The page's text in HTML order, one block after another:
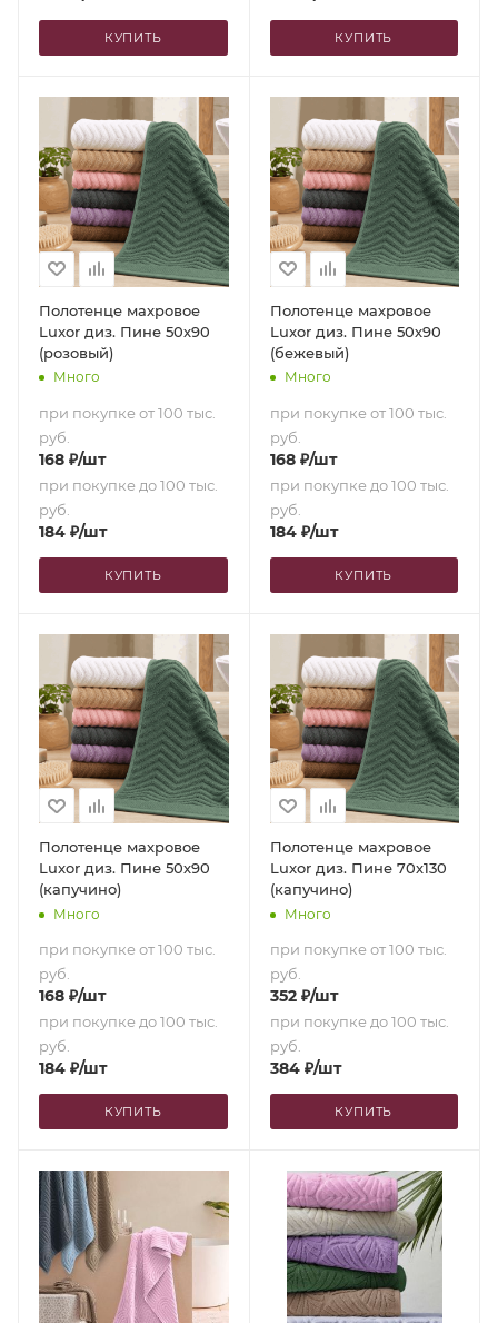
КУПИТЬ КУПИТЬ
Полотенце махровое
Luxor диз. Пине 50х90
(розовый)
Много
при покупке от 100 тыс.
руб.
168 ₽/шт
при покупке до 100 тыс.
руб.
184 ₽/шт
КУПИТЬ
Полотенце махровое
Luxor диз. Пине 50х90
(бежевый)
Много
при покупке от 100 тыс.
руб.
168₽/шт
при покупке до 100 тыс.
руб.
184₽/шт
КУПИТЬ
Полотенце махровое
Luxor диз. Пине 50х90
(капучино)
Много
при покупке от 100 тыс.
руб.
168 ₽/шт
при покупке до 100 тыс.
руб.
184 ₽/шт
КУПИТЬ
Полотенце махровое
Luxor диз. Пине 70х130
(капучино)
Много
при покупке от 100 тыс.
руб.
352₽/шт
при покупке до 100 тыс.
руб.
384₽/шт
КУПИТЬ